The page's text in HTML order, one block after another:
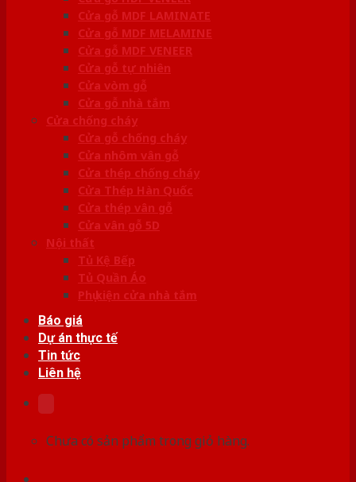
Cửa gỗ MDF LAMINATE
Cửa gỗ MDF MELAMINE
Cửa gỗ MDF VENEER
Cửa gỗ tự nhiên
Cửa vòm gỗ
Cửa gỗ nhà tắm
Cửa chống cháy
Cửa gỗ chống cháy
Cửa nhôm vân gỗ
Cửa thép chống cháy
Cửa Thép Hàn Quốc
Cửa thép vân gỗ
Cửa vân gỗ 5D
Nội thất
Tủ Kệ Bếp
Tủ Quần Áo
Phụ kiện cửa nhà tắm
Báo giá
Dự án thực tế
Tin tức
Liên hệ
Chưa có sản phẩm trong giỏ hàng.